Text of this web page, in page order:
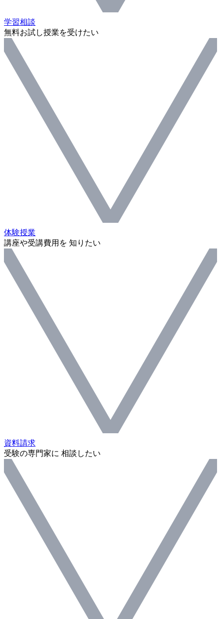
学習相談
無料お試し授業を受けたい
体験授業
講座や受講費用を 知りたい
資料請求
受験の専門家に 相談したい